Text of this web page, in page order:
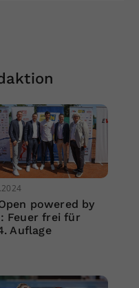
powered by
Feuer frei für
Auflage